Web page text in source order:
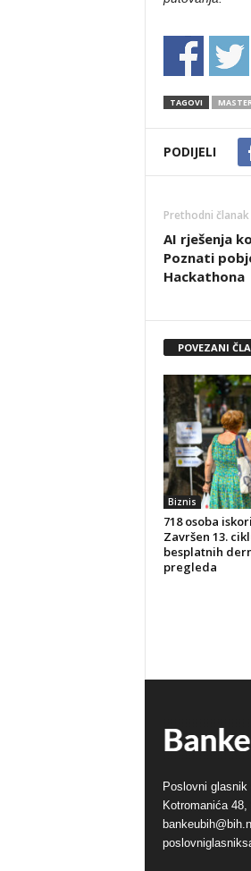
TAGOVI
PODIJELI
Prethodni članak
AI rješenja
Poznati
Hackathona
POVEZANI
Biznis
718 osoba
Završen 13.
besplatnih
pregleda
Poslovni glasnik
Kotromanića